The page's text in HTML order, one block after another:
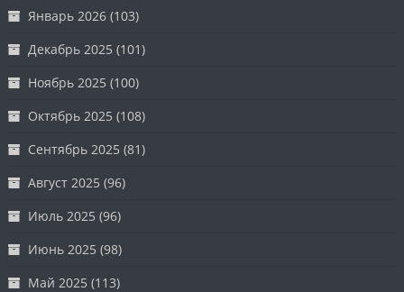
Январь 2026 (103)
Декабрь 2025 (101)
Ноябрь 2025 (100)
Октябрь 2025 (108)
Сентябрь 2025 (81)
Август 2025 (96)
Июль 2025 (96)
Июнь 2025 (98)
Май 2025 (113)